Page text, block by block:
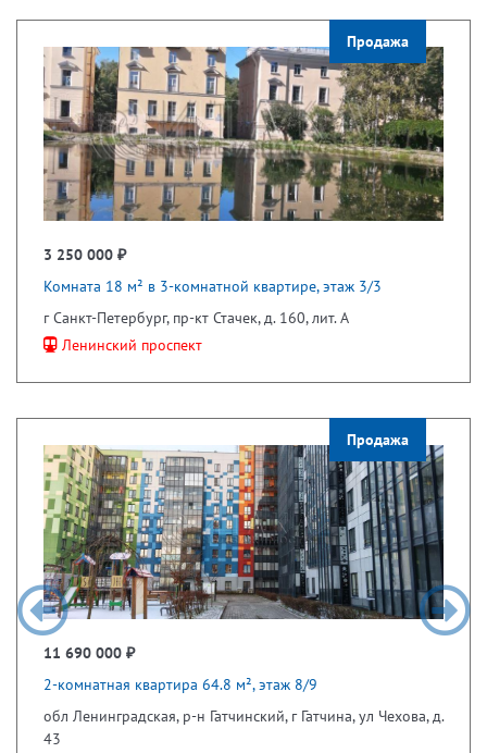
Продажа
3 250 000 ₽
Комната 18 м² в 3-комнатной квартире, этаж 3/3
г Санкт-Петербург, пр-кт Стачек, д. 160, лит. А
Ленинский проспект
Продажа
11 690 000 ₽
2-комнатная квартира 64.8 м², этаж 8/9
обл Ленинградская, р-н Гатчинский, г Гатчина, ул Чехова, д.
43